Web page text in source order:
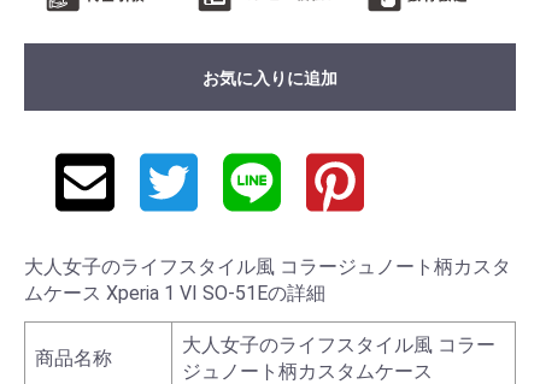
お気に入りに追加
大人女子のライフスタイル風 コラージュノート柄カスタ
ムケース Xperia 1 VI SO-51Eの詳細
商品名称
大人女子のライフスタイル風 コラー
ジュノート柄カスタムケース